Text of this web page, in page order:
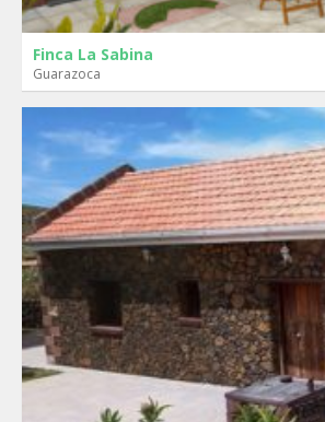
Finca La Sabina
Guarazoca